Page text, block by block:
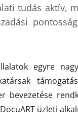
tudás aktív,
egyre
bevezetése
üzleti